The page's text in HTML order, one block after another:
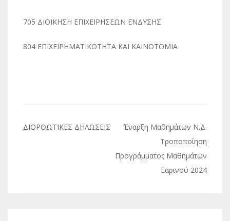
705 ΔΙΟΙΚΗΣΗ ΕΠΙΧΕΙΡΗΣΕΩΝ ΕΝΔΥΣΗΣ
804 ΕΠΙΧΕΙΡΗΜΑΤΙΚΟΤΗΤΑ ΚΑΙ ΚΑΙΝΟΤΟΜΙΑ
Πλοήγηση
ΔΙΟΡΘΩΤΙΚΕΣ ΔΗΛΩΣΕΙΣ
Έναρξη Μαθημάτων Ν.Δ.
Τροποποίηση
Προγράμματος Μαθημάτων
Εαρινού 2024